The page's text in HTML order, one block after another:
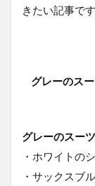
シャ
トのシ
サック
スブル
ャツ
きたい記事です
グレーのス
グレーのスー
・ホワイトの
・サックスブ